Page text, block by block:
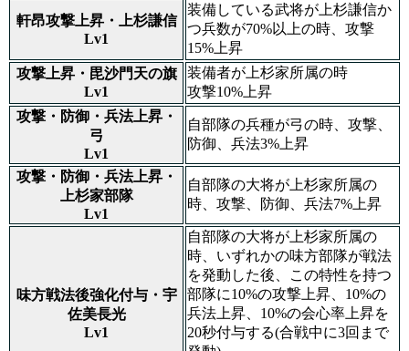
軒昂攻撃上昇・上杉謙信
Lv1
装備している武将が上杉謙信か
つ兵数が70%以上の時、攻撃
15%上昇
攻撃上昇・毘沙門天の旗
Lv1
装備者が上杉家所属の時
攻撃10%上昇
攻撃・防御・兵法上昇・
弓
Lv1
自部隊の兵種が弓の時、攻撃、
防御、兵法3%上昇
攻撃・防御・兵法上昇・
上杉家部隊
Lv1
自部隊の大将が上杉家所属の
時、攻撃、防御、兵法7%上昇
味方戦法後強化付与・宇
佐美長光
Lv1
自部隊の大将が上杉家所属の
時、いずれかの味方部隊が戦法
を発動した後、この特性を持つ
部隊に10%の攻撃上昇、10%の
兵法上昇、10%の会心率上昇を
20秒付与する(合戦中に3回まで